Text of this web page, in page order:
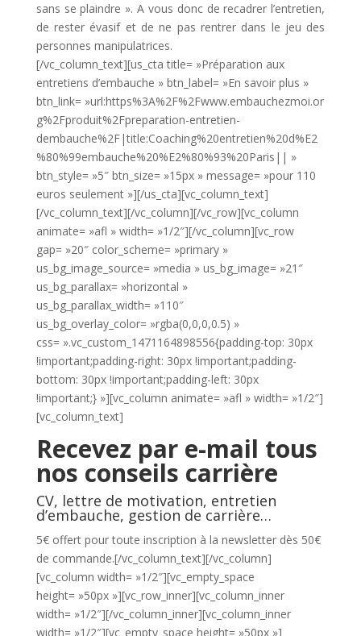
sans se plaindre ». A vous donc de recadrer l’entretien,
de rester évasif et de ne pas rentrer dans le jeu des
personnes manipulatrices.
[/vc_column_text][us_cta title= »Préparation aux
entretiens d’embauche » btn_label= »En savoir plus »
btn_link= »url:https%3A%2F%2Fwww.embauchezmoi.or
g%2Fproduit%2Fpreparation-entretien-
dembauche%2F|title:Coaching%20entretien%20d%E2
%80%99embauche%20%E2%80%93%20Paris|| »
btn_style= »5″ btn_size= »15px » message= »pour 110
euros seulement »][/us_cta][vc_column_text]
[/vc_column_text][/vc_column][/vc_row][vc_column
animate= »afl » width= »1/2″][/vc_column][vc_row
gap= »20″ color_scheme= »primary »
us_bg_image_source= »media » us_bg_image= »21″
us_bg_parallax= »horizontal »
us_bg_parallax_width= »110″
us_bg_overlay_color= »rgba(0,0,0,0.5) »
css= ».vc_custom_1471164898556{padding-top: 30px
!important;padding-right: 30px !important;padding-
bottom: 30px !important;padding-left: 30px
!important;} »][vc_column animate= »afl » width= »1/2″]
[vc_column_text]
Recevez par e-mail tous
nos conseils carrière
CV, lettre de motivation, entretien
d’embauche, gestion de carrière…
5€ offert pour toute inscription à la newsletter dès 50€
de commande.[/vc_column_text][/vc_column]
[vc_column width= »1/2″][vc_empty_space
height= »50px »][vc_row_inner][vc_column_inner
width= »1/2″][/vc_column_inner][vc_column_inner
width= »1/2″][vc_empty_space height= »50px »]